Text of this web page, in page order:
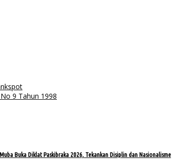
9 Tahun 1998
Buka Diklat Paskibraka 2026, Tekankan Disiplin dan Nasionalisme